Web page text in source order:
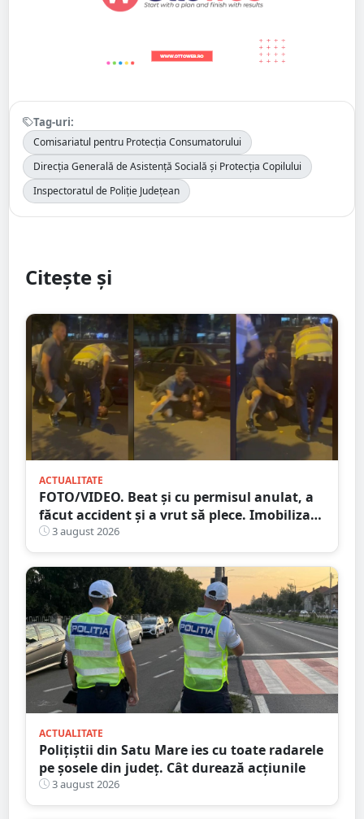
Tag-uri:
Comisariatul pentru Protecția Consumatorului
Direcția Generală de Asistență Socială și Protecția Copilului
Inspectoratul de Poliție Județean
Citește și
ACTUALITATE
FOTO/VIDEO. Beat și cu permisul anulat, a
făcut accident și a vrut să plece. Imobilizat
de trecători
3 august 2026
ACTUALITATE
Polițiștii din Satu Mare ies cu toate radarele
pe șosele din județ. Cât durează acțiunile
3 august 2026